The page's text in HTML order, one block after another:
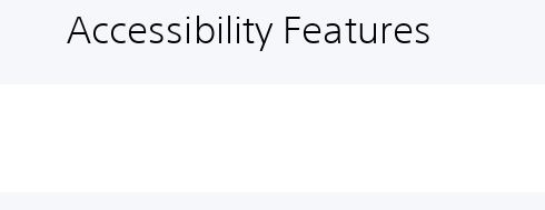
Accessibility Features